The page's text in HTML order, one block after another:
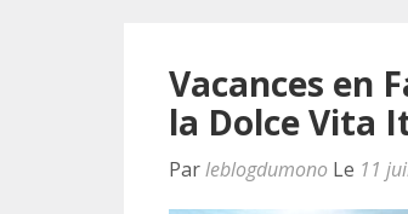
Vacances en
la Dolce Vita
Parleblogdumono Le 11